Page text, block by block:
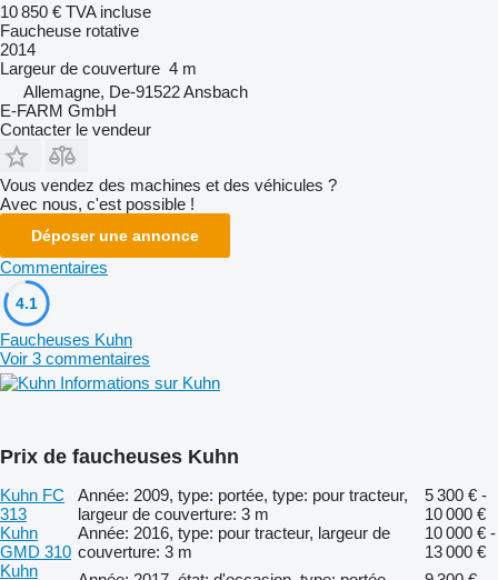
10 850 € TVA incluse
Faucheuse rotative
2014
Largeur de couverture 4 m
Allemagne, De-91522 Ansbach
E-FARM GmbH
Contacter le vendeur
Vous vendez des machines et des véhicules ?
Avec nous, c'est possible !
Déposer une annonce
Commentaires
4.1
Faucheuses Kuhn
Voir 3 commentaires
Informations sur Kuhn
Prix de faucheuses Kuhn
Kuhn FC
313
Année: 2009, type: portée, type: pour tracteur,
largeur de couverture: 3 m
5 300 € -
10 000 €
Kuhn
GMD 310
Année: 2016, type: pour tracteur, largeur de
couverture: 3 m
10 000 € -
13 000 €
Kuhn